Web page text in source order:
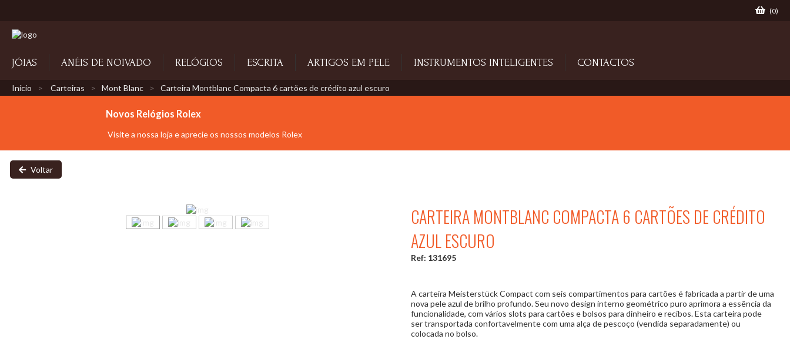
(0)
JÓIAS ANÉIS DE NOIVADO RELÓGIOS ESCRITA ARTIGOS EM PELE INSTRUMENTOS INTELIGENTES CONTACTOS
Início Carteiras Mont Blanc Carteira Montblanc Compacta 6 cartões de crédito azul escuro
Novos Relógios Rolex
Visite a nossa loja e aprecie os nossos modelos Rolex
Voltar
CARTEIRA MONTBLANC COMPACTA 6 CARTÕES DE CRÉDITO
AZUL ESCURO
Ref: 131695
A carteira Meisterstück Compact com seis compartimentos para cartões é fabricada a partir de uma
nova pele azul de brilho profundo. Seu novo design interno geométrico puro aprimora a essência da
funcionalidade, com vários slots para cartões e bolsos para dinheiro e recibos. Esta carteira pode
ser transportada confortavelmente com uma alça de pescoço (vendida separadamente) ou
colocada no bolso.